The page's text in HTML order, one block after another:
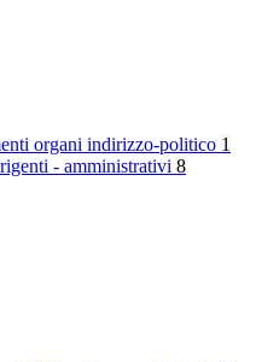
organi indirizzo-politico 1
- amministrativi 8